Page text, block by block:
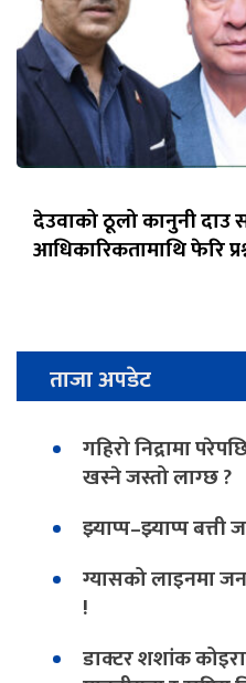
देउवाको ठूलो कानुनी
आधिकारिकतामाथि फेरि
ताजा अपडेट
गहिरो निद्रामा
खस्ने जस्तो लाग्छ ?
झ्याप्प–झ्याप्प
ग्यासको लाइनमा
!
डाक्टर शशांक